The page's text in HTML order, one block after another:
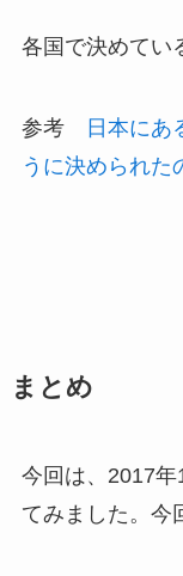
各国で決めてい
参考
日本にあ
うに決められた
まとめ
今回は、2017
てみました。今